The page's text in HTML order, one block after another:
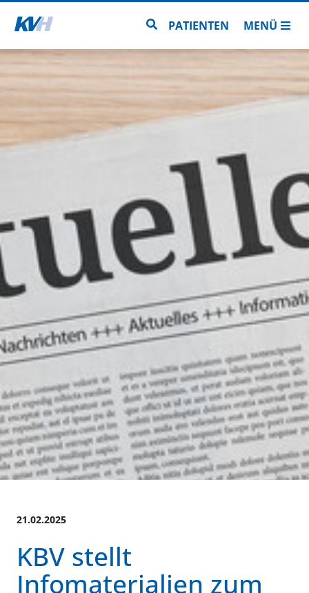
Zur Startseite Zur Seitensuche
PATIENTEN MENÜ
21.02.2025
KBV stellt
Infomaterialien zum